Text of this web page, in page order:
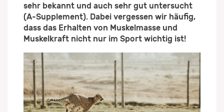
sehr bekannt und auch sehr gut untersucht
(A-Supplement). Dabei vergessen wir häufig,
dass das Erhalten von Muskelmasse und
Muskelkraft nicht nur im Sport wichtig ist!